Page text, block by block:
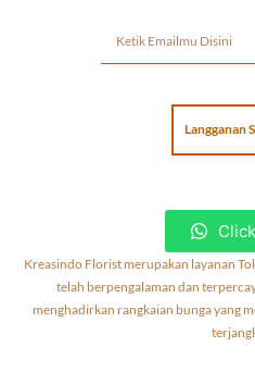
Langganan
Kreasindo Florist merupakan layanan
telah berpengalaman dan
menghadirkan rangkaian bunga yang